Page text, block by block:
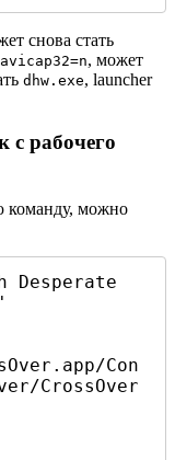
снова стать
, может
dhw.exe, launcher
с рабочего
команду, можно
Desperate
Con
CrossOver